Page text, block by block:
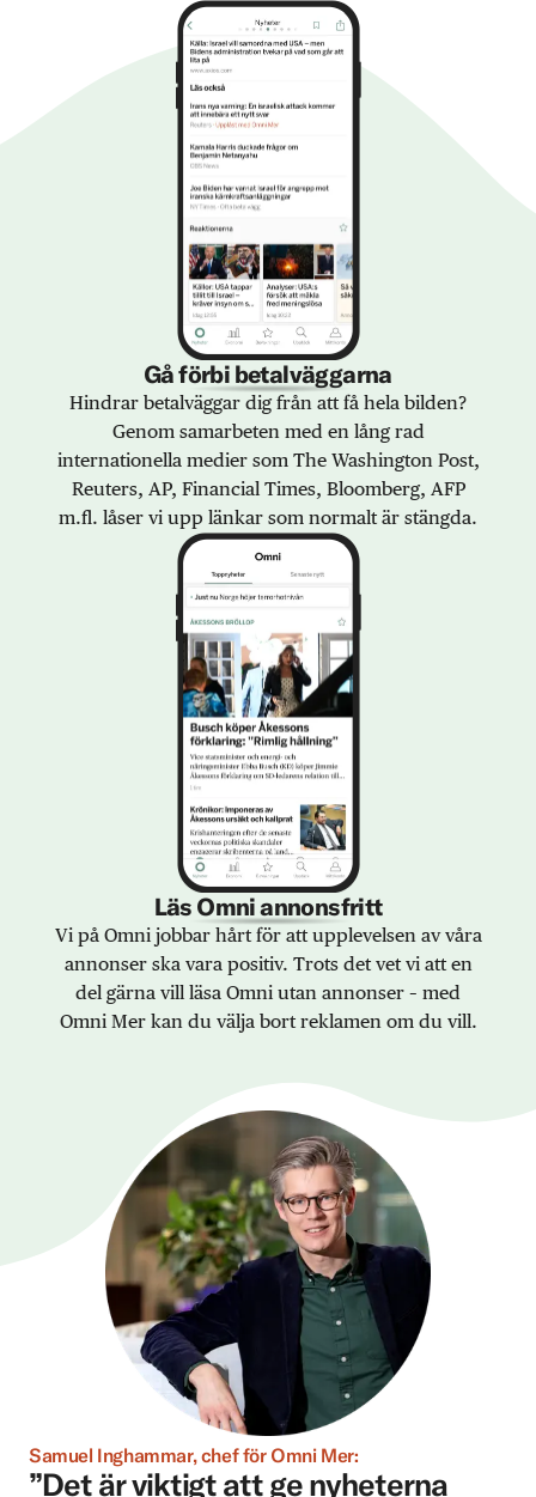
Gå förbi betalväggarna
Hindrar betalväggar dig från att få hela bilden?
Genom samarbeten med en lång rad
internationella medier som The Washington Post,
Reuters, AP, Financial Times, Bloomberg, AFP
m.fl. låser vi upp länkar som normalt är stängda.
Läs Omni annonsfritt
Vi på Omni jobbar hårt för att upplevelsen av våra
annonser ska vara positiv. Trots det vet vi att en
del gärna vill läsa Omni utan annonser – med
Omni Mer kan du välja bort reklamen om du vill.
Samuel Inghammar, chef för Omni Mer:
”Det är viktigt att ge nyheterna